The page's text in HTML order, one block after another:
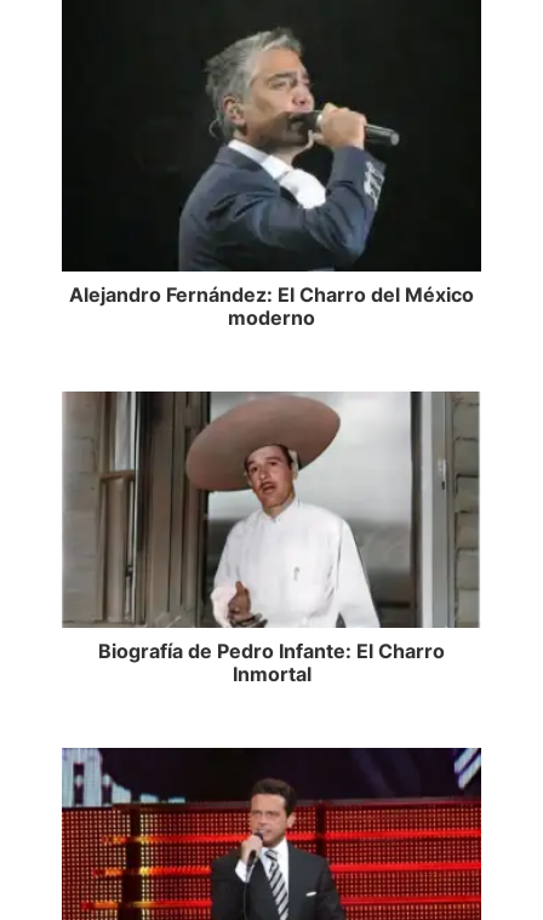
Alejandro Fernández: El Charro del México
moderno
Biografía de Pedro Infante: El Charro
Inmortal